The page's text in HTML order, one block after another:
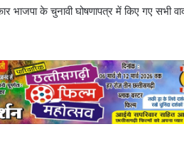
भाजपा के चुनावी घोषणापत्र में किए गए सभी